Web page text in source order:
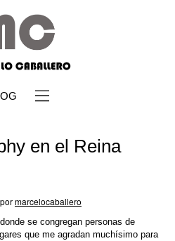
en el Reina
pormarcelocaballero
se congregan personas de
que me agradan muchísimo para